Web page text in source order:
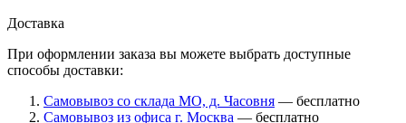
Доставка
При оформлении заказа вы можете выбрать доступные
способы доставки:
Самовывоз со склада МО, д. Часовня — бесплатно
Самовывоз из офиса г. Москва — бесплатно